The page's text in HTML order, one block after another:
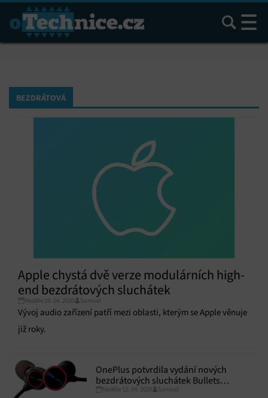
Hledat
BEZDRÁTOVÁ
Apple chystá dvě verze modulárních high-
end bezdrátových sluchátek
Neděle 19. 04. 2020 Samuel
Vývoj audio zařízení patří mezi oblasti, kterým se Apple věnuje
již roky.
OnePlus potvrdila vydání nových
bezdrátových sluchátek Bullets
Wireless Z, představí je spolu s novými
Neděle 12. 04. 2020 Samuel